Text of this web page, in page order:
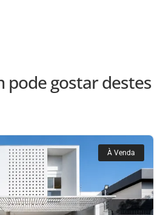
pode gostar destes
À Venda